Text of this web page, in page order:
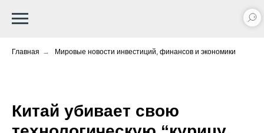
Главная → Мировые новости инвестиций, финансов и экономики
Китай убивает свою